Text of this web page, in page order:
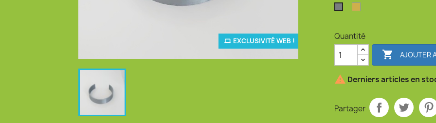
EXCLUSIVITÉ WEB ! Quantité
 AJOUTER
 Derniers articles en
Partager